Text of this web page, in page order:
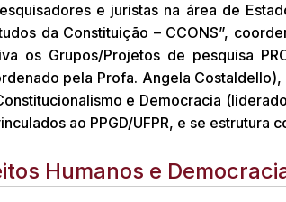
e juristas na área de
da Constituição – CCONS”,
os Grupos/Projetos de pesquisa
pela Profa. Angela
e Democracia
ao PPGD/UFPR, e se estrutura
Humanos e